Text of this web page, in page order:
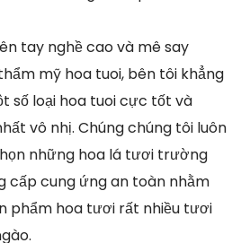
tay nghề cao và mê say
mỹ hoa tuoi, bên tôi khẳng
số loại hoa tuoi cực tốt và
vô nhị. Chúng chúng tôi luôn
những hoa lá tươi trường
cấp cung ứng an toàn nhằm
phẩm hoa tươi rất nhiều tươi